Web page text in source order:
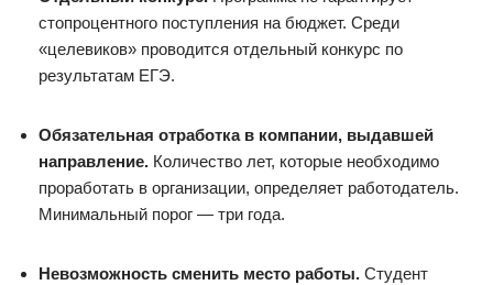
стопроцентного поступления на бюджет. Среди
«целевиков» проводится отдельный конкурс по
результатам ЕГЭ.
Обязательная отработка в компании, выдавшей
направление. Количество лет, которые необходимо
проработать в организации, определяет работодатель.
Минимальный порог — три года.
Невозможность сменить место работы. Студент